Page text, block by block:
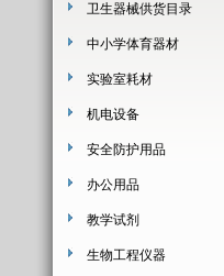
卫生器械供货目录
中小学体育器材
实验室耗材
机电设备
安全防护用品
办公用品
教学试剂
生物工程仪器